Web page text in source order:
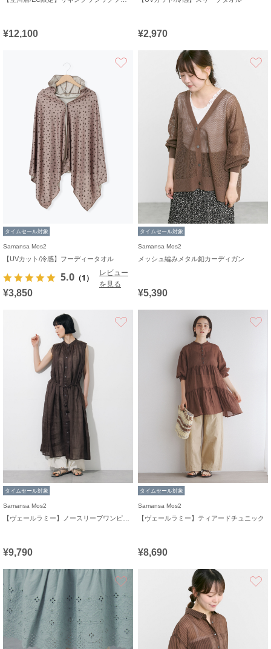
¥12,100 ¥2,970
タイムセール対象
Samansa Mos2
【UVカット/冷感】フーディータオル
5.0 （1）
レビュー
を見る
¥3,850
タイムセール対象
Samansa Mos2
メッシュ編みメタル釦カーディガン
¥5,390
タイムセール対象
Samansa Mos2
¥9,790
タイムセール対象
Samansa Mos2
【ヴェールラミー】ティアードチュニック
¥8,690